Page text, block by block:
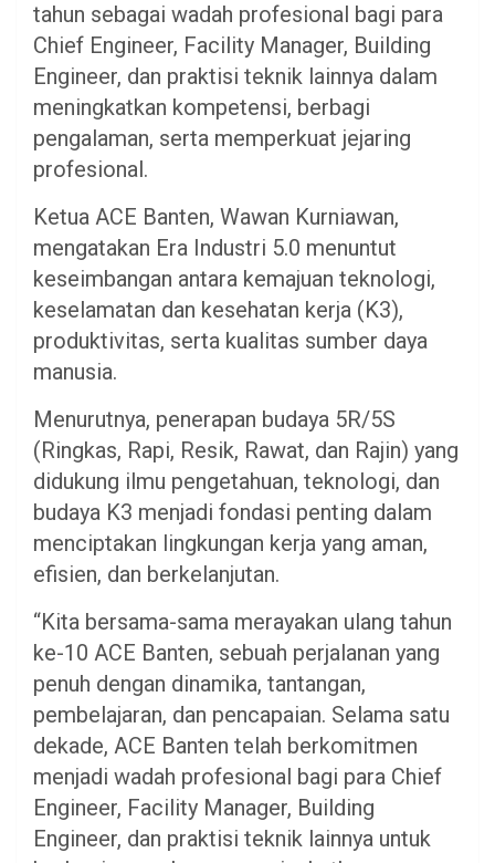
tahun sebagai wadah profesional bagi para
Chief Engineer, Facility Manager, Building
Engineer, dan praktisi teknik lainnya dalam
meningkatkan kompetensi, berbagi
pengalaman, serta memperkuat jejaring
profesional.
Ketua ACE Banten, Wawan Kurniawan,
mengatakan Era Industri 5.0 menuntut
keseimbangan antara kemajuan teknologi,
keselamatan dan kesehatan kerja (K3),
produktivitas, serta kualitas sumber daya
manusia.
Menurutnya, penerapan budaya 5R/5S
(Ringkas, Rapi, Resik, Rawat, dan Rajin) yang
didukung ilmu pengetahuan, teknologi, dan
budaya K3 menjadi fondasi penting dalam
menciptakan lingkungan kerja yang aman,
efisien, dan berkelanjutan.
“Kita bersama-sama merayakan ulang tahun
ke-10 ACE Banten, sebuah perjalanan yang
penuh dengan dinamika, tantangan,
pembelajaran, dan pencapaian. Selama satu
dekade, ACE Banten telah berkomitmen
menjadi wadah profesional bagi para Chief
Engineer, Facility Manager, Building
Engineer, dan praktisi teknik lainnya untuk